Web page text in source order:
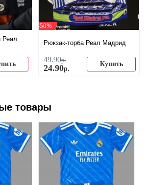
Реал
-50%
Рюкзак-торба Реал Мадрид
49.90р.
24.90р.
Купить
товары